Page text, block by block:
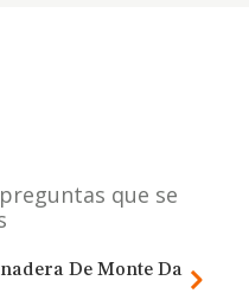
que se
De Monte Da